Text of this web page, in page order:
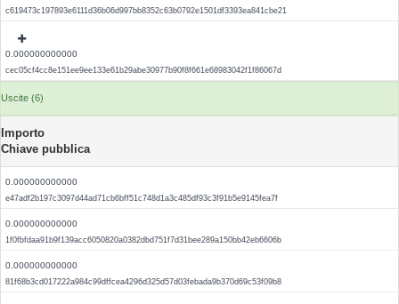
c619473c197893e6111d36b06d997bb8352c63b0792e1501df3393ea841cbe21
0.000000000000
cec05cf4cc8e151ee9ee133e61b29abe30977b90f8f661e68983042f1f86067d
Uscite (6)
Importo
Chiave pubblica
0.000000000000
e47adf2b197c3097d44ad71cb6bff51c748d1a3c485df93c3f91b5e9145fea7f
0.000000000000
1f0fbfdaa91b9f139acc6050820a0382dbd751f7d31bee289a150bb42eb6606b
0.000000000000
81f68b3cd017222a984c99dffcea4296d325d57d03febada9b370d69c53f09b8